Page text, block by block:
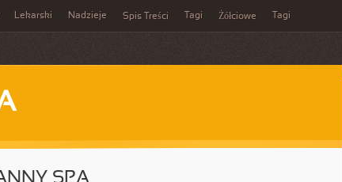
Lekarski Nadzieje Spis Treści Tagi Żółciowe Tagi